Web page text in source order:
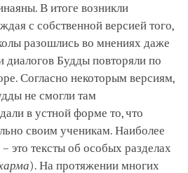
В итоге возникли
с собственной версией того,
разошлись во мнениях даже
диалогов Будды повторяли по
Согласно некоторым версиям,
не смогли там
в устной форме то, что
своим ученикам. Наиболее
тексты об особых разделах
). На протяжении многих